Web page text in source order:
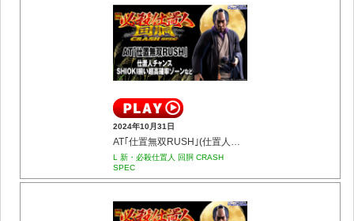
2024年10月31日
AT｢仕置無双RUSH｣(仕置人チャンス／SHIOKI揃い超高確率ゾーンなど)
L 新・必殺仕置人 回胴 CRASH
SPEC